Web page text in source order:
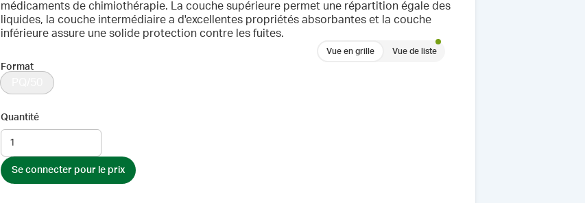
médicaments de chimiothérapie. La couche supérieure permet une répartition égale des
liquides, la couche intermédiaire a d'excellentes propriétés absorbantes et la couche
inférieure assure une solide protection contre les fuites.
Vue en grille Vue de liste
Format
Quantité
Se connecter pour le prix